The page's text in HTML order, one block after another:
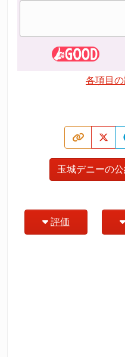
各項目
玉城デニーの
評価